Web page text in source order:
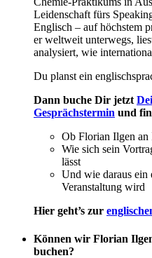
Leidenschaft fürs
Englisch – auf höchstem
er weltweit unterwegs,
analysiert, wie
Du planst ein
Dann buche Dir jetzt
Gesprächstermin und
Ob Florian Ilgen an
Wie sich sein
lässt
Und wie daraus
Veranstaltung wird
Hier geht’s zur
Können wir Florian
buchen?